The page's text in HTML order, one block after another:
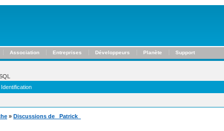
Association Entreprises Développeurs Planète Support
Identification
» Discussions de _Patrick_